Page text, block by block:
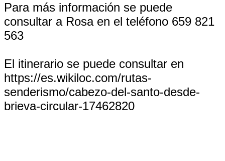
Para más información se puede
consultar a Rosa en el teléfono 659 821
563
El itinerario se puede consultar en
https://es.wikiloc.com/rutas-
senderismo/cabezo-del-santo-desde-
brieva-circular-17462820